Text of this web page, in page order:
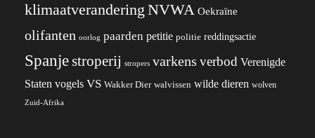
klimaatverandering NVWA Oekraïne
olifanten oorlog paarden petitie politie reddingsactie
Spanjestroperij stropers varkens verbod Verenigde
Staten vogels VS Wakker Dier walvissen wilde dieren wolven
Zuid-Afrika